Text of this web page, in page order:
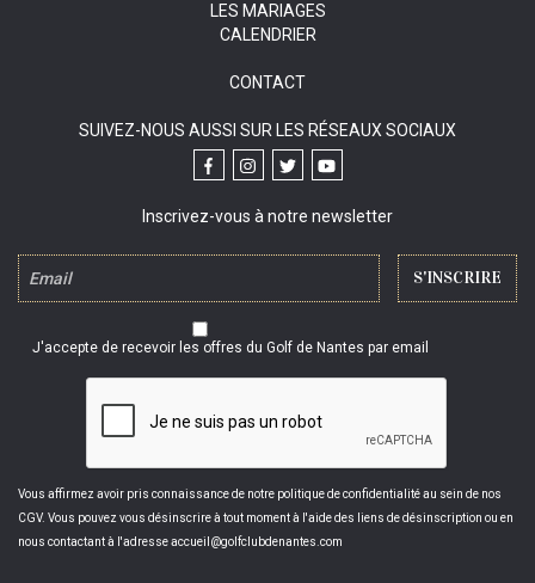
LES MARIAGES
CALENDRIER
CONTACT
SUIVEZ-NOUS AUSSI SUR LES RÉSEAUX SOCIAUX
Inscrivez-vous à notre newsletter
J'accepte de recevoir les offres du Golf de Nantes par email
Vous affirmez avoir pris connaissance de notre politique de confidentialité au sein de nos
CGV. Vous pouvez vous désinscrire à tout moment à l'aide des liens de désinscription ou en
nous contactant à l'adresse accueil@golfclubdenantes.com